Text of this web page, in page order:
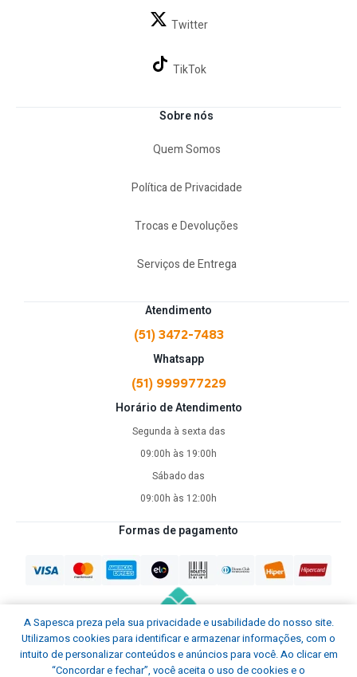
Atendimento
(51) 3472-7483
Whatsapp
(51) 999977229
Horário de Atendimento
Segunda à sexta das
09:00h às 19:00h
Sábado das
09:00h às 12:00h
Sobre nós
Quem Somos
Política de Privacidade
Trocas e Devoluções
Serviços de Entrega
Twitter
TikTok
Formas de pagamento
A Sapesca preza pela sua privacidade e usabilidade do nosso site.
Utilizamos cookies para identificar e armazenar informações, com o
intuito de personalizar conteúdos e anúncios para você. Ao clicar em
“Concordar e fechar”, você aceita o uso de cookies e o